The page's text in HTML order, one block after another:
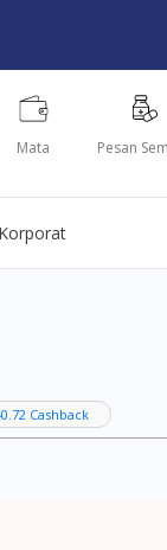
Mata Pesan
Korporat
Cashback